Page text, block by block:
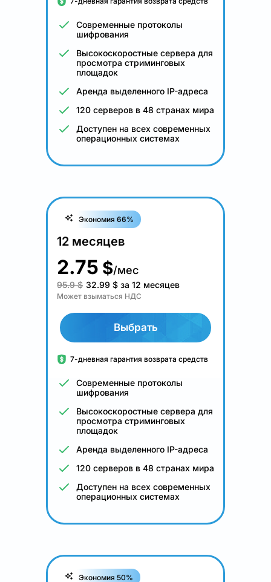
Современные протоколы
шифрования
Высокоскоростные сервера для
просмотра стриминговых
площадок
Аренда выделенного IP-адреса
120 серверов в 48 странах мира
Доступен на всех современных
операционных системах
Экономия 66%
12 месяцев
2.75 $/мес
95.9 $ 32.99 $ за 12 месяцев
Может взыматься НДС
Выбрать
7-дневная гарантия возврата средств
Современные протоколы
шифрования
Высокоскоростные сервера для
просмотра стриминговых
площадок
Аренда выделенного IP-адреса
120 серверов в 48 странах мира
Доступен на всех современных
операционных системах
Экономия 50%